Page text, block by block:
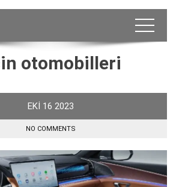
otomobilleri
EKI 16 2023
NO COMMENTS